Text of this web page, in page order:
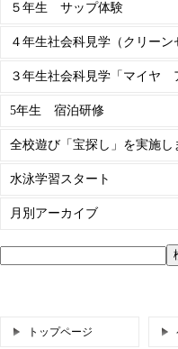
５年生 サップ体験
４年生社会科見学（クリーン
３年生社会科見学「マイヤ
5年生 宿泊研修
全校遊び「宝探し」を実施し
水泳学習スタート
月別アーカイブ
トップページ